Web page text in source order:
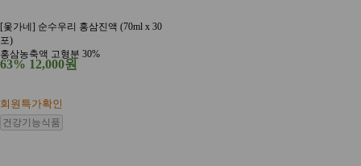
[옻가네] 순수우리 홍삼진액 (70ml x 30
포)
홍삼농축액 고형분 30%
63% 12,000원
회원특가확인
건강기능식품